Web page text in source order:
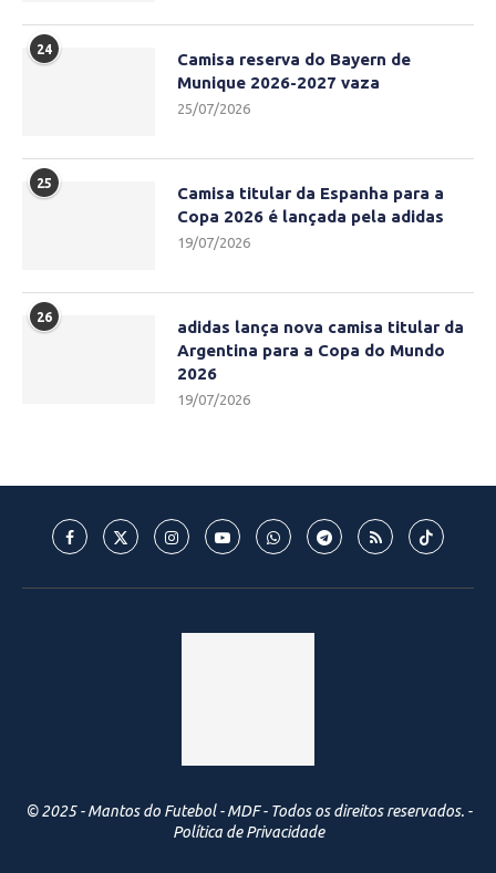
24
Camisa reserva do Bayern de
Munique 2026-2027 vaza
25/07/2026
25
Camisa titular da Espanha para a
Copa 2026 é lançada pela adidas
19/07/2026
26
adidas lança nova camisa titular da
Argentina para a Copa do Mundo
2026
19/07/2026
© 2025 - Mantos do Futebol - MDF - Todos os direitos reservados. -
Política de Privacidade